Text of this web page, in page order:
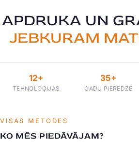
APDRUKA UN
JEBKURAM
12+
TEHNOLOĢIJAS
35+
GADU PIEREDZE
VISAS METODES
KO MĒS PIEDĀVĀJAM?